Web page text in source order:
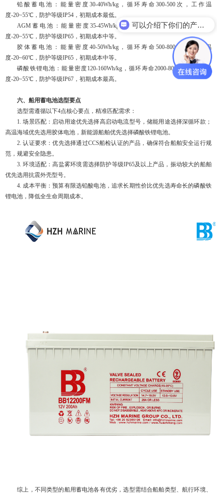
铅酸蓄电池：能量密度30-40Wh/kg，循环寿命300-500次，工作温
度-20~55℃，防护等级IP54，初期成本最低。
AGM蓄电池：能量密度35-45Wh/kg，循环寿命400-600次，工作温
度-20~55℃，防护等级IP65，初期成本中等。
胶体蓄电池：能量密度40-50Wh/kg，循环寿命500-800次，工作温
度-20~60℃，防护等级IP65，初期成本中等。
磷酸铁锂电池：能量密度120-160Wh/kg，循环寿命2000-8000次，工作温
度-20~55℃，防护等级IP67，初期成本最高。
六、船用蓄电池选型要点
选型需遵循以下4点核心要点，精准匹配需求：
1. 场景匹配：启动用途优先选择高启动电流型号，储能用途选择深循环款；
高温海域优先选用胶体电池，新能源船舶优先选择磷酸铁锂电池。
2. 认证要求：优先选择通过CCS船检认证的产品，确保符合船舶安全运行规
范，规避安全隐患。
3. 环境适配：高盐雾环境需选择防护等级IP65及以上产品，振动较大的船舶
优先选用抗震外壳型号。
4. 成本平衡：预算有限选铅酸电池，追求长期性价比优先选寿命长的磷酸铁
锂电池，降低全生命周期成本。
综上，不同类型的船用蓄电池各有优劣，选型需结合船舶类型、航行环境、
可以介绍下你们的产品么？